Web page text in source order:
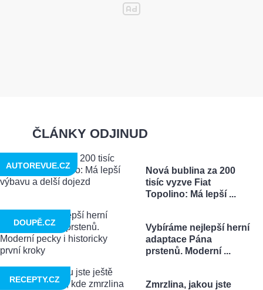
ČLÁNKY ODJINUD
Nová bublina za 200
tisíc vyzve Fiat
Topolino: Má lepší ...
AUTOREVUE.CZ
Vybíráme nejlepší herní
adaptace Pána
prstenů. Moderní ...
DOUPĚ.CZ
Zmrzlina, jakou jste
RECEPTY.CZ